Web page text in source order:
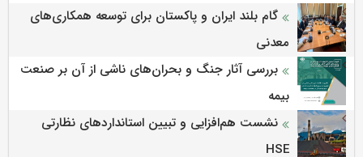
گام بلند ایران و پاکستان برای توسعه همکاری‌های
معدنی
بررسی آثار جنگ و بحران‌های ناشی از آن بر صنعت
بیمه
نشست هم‌افزایی و تبیین استانداردهای نظارتی
HSE